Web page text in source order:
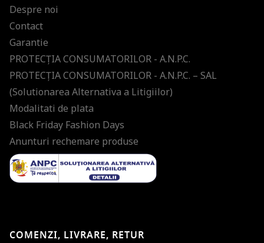
Despre noi
Contact
Garantie
PROTECŢIA CONSUMATORILOR - A.N.P.C.
PROTECŢIA CONSUMATORILOR - A.N.P.C. – SAL
(Solutionarea Alternativa a Litigiilor)
Modalitati de plata
Black Friday Fashion Days
Anunturi rechemare produse
COMENZI, LIVRARE, RETUR